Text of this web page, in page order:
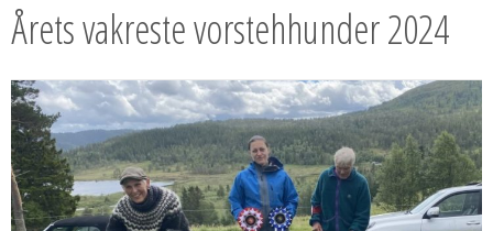
Årets vakreste vorstehhunder 2024